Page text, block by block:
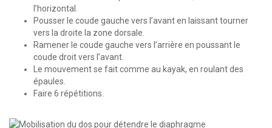
l’horizontal.
Pousser le coude gauche vers l’avant en laissant tourner
vers la droite la zone dorsale.
Ramener le coude gauche vers l’arrière en poussant le
coude droit vers l’avant.
Le mouvement se fait comme au kayak, en roulant des
épaules.
Faire 6 répétitions.